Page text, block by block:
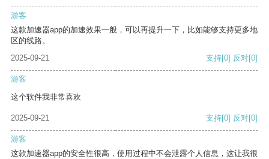
游客
这款加速器app的加速效果一般，可以再提升一下，比如能够支持更多地
区的线路。
2025-09-21
支持[0] 反对[0]
游客
这个软件我非常喜欢
2025-09-21 支持[0] 反对[0]
游客
这款加速器app的安全性很高，使用过程中不会泄露个人信息，这让我很